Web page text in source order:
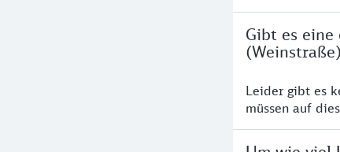
Gibt es
Leider gibt es
müssen auf